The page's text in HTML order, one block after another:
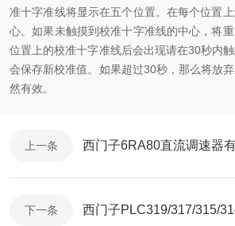
准十字准线将显示在五个位置。在每个位置
心。如果未触摸到校准十字准线的中心，将
位置上的校准十字准线后会出现请在30秒内
会保存新校准值。如果超过30秒，那么将放
然有效。
上一条
下一条